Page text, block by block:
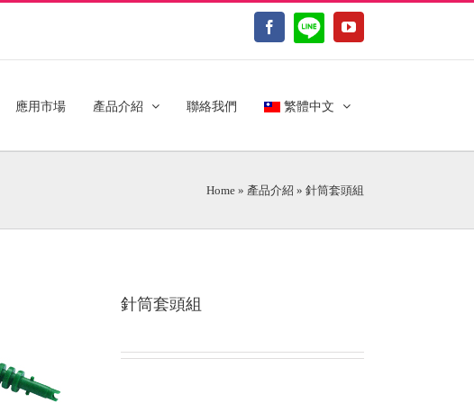
Facebook
LINE@ YouTube
應用市場 產品介紹 聯絡我們 繁體中文
Home » 產品介紹 » 針筒套頭組
針筒套頭組